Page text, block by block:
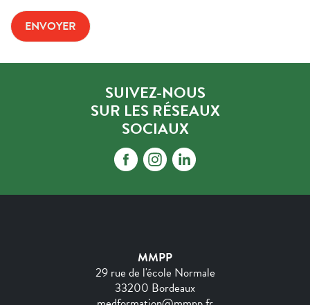
SUIVEZ-NOUS
SUR LES RÉSEAUX
SOCIAUX
MMPP
29 rue de l'école Normale
33200 Bordeaux